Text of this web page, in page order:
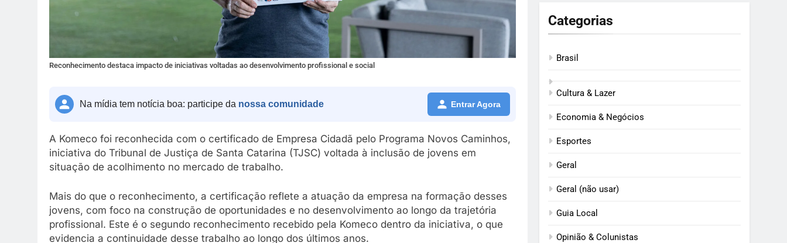
Reconhecimento destaca impacto de iniciativas voltadas ao desenvolvimento profissional e social
Na mídia tem notícia boa: participe da nossa comunidade Entrar Agora
A Komeco foi reconhecida com o certificado de Empresa Cidadã pelo Programa Novos Caminhos,
iniciativa do Tribunal de Justiça de Santa Catarina (TJSC) voltada à inclusão de jovens em
situação de acolhimento no mercado de trabalho.
Mais do que o reconhecimento, a certificação reflete a atuação da empresa na formação desses
jovens, com foco na construção de oportunidades e no desenvolvimento ao longo da trajetória
profissional. Este é o segundo reconhecimento recebido pela Komeco dentro da iniciativa, o que
evidencia a continuidade desse trabalho ao longo dos últimos anos.
Categorias
Brasil
Cultura & Lazer
Economia & Negócios
Esportes
Geral
Geral (não usar)
Guia Local
Opinião & Colunistas